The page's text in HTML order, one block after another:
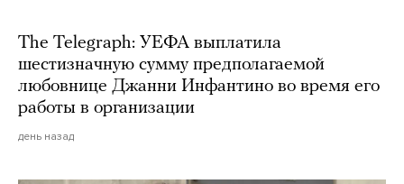
The Telegraph: УЕФА выплатила
шестизначную сумму предполагаемой
любовнице Джанни Инфантино во время его
работы в организации
день назад